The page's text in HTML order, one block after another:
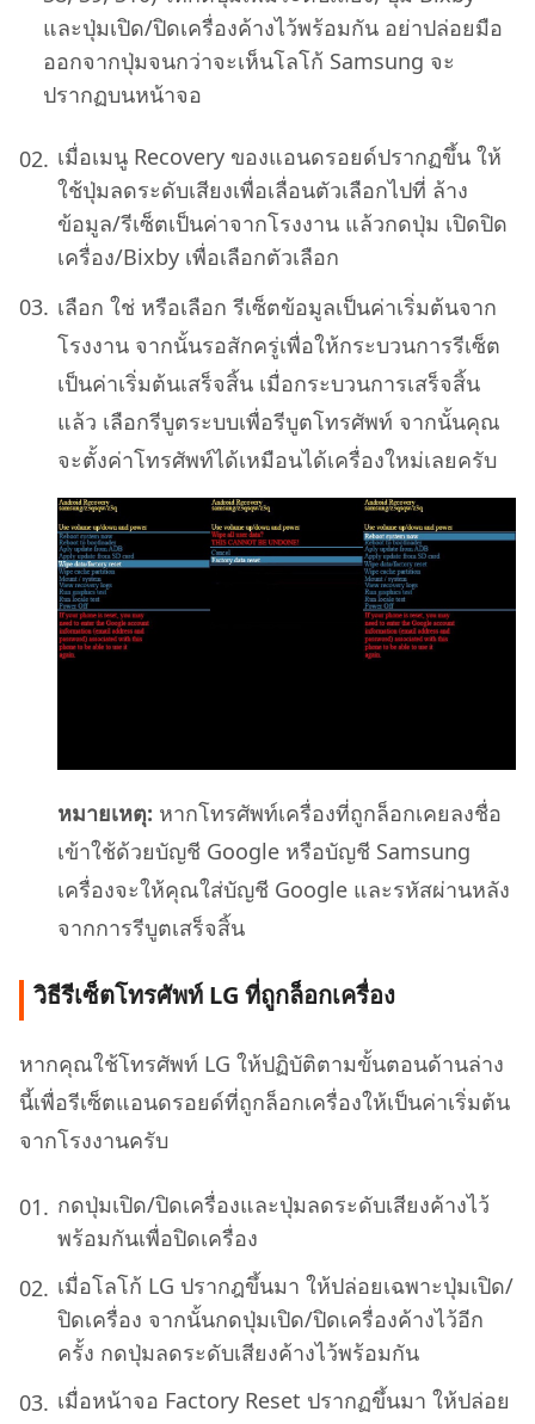
และปุ่มเปิด/ปิดเครื่องค้างไว้พร้อมกัน อย่าปล่อยมือ
ออกจากปุ่มจนกว่าจะเห็นโลโก้ Samsung จะ
ปรากฏบนหน้าจอ
เมื่อเมนู Recovery ของแอนดรอยด์ปรากฏขึ้น ให้
ใช้ปุ่มลดระดับเสียงเพื่อเลื่อนตัวเลือกไปที่ ล้าง
ข้อมูล/รีเซ็ตเป็นค่าจากโรงงาน แล้วกดปุ่ม เปิดปิด
เครื่อง/Bixby เพื่อเลือกตัวเลือก
เลือก ใช่ หรือเลือก รีเซ็ตข้อมูลเป็นค่าเริ่มต้นจาก
โรงงาน จากนั้นรอสักครู่เพื่อให้กระบวนการรีเซ็ต
เป็นค่าเริ่มต้นเสร็จสิ้น เมื่อกระบวนการเสร็จสิ้น
แล้ว เลือกรีบูตระบบเพื่อรีบูตโทรศัพท์ จากนั้นคุณ
จะตั้งค่าโทรศัพท์ได้เหมือนได้เครื่องใหม่เลยครับ
หมายเหตุ: หากโทรศัพท์เครื่องที่ถูกล็อกเคยลงชื่อ
เข้าใช้ด้วยบัญชี Google หรือบัญชี Samsung
เครื่องจะให้คุณใส่บัญชี Google และรหัสผ่านหลัง
จากการรีบูตเสร็จสิ้น
วิธีรีเซ็ตโทรศัพท์ LG ที่ถูกล็อกเครื่อง
หากคุณใช้โทรศัพท์ LG ให้ปฏิบัติตามขั้นตอนด้านล่าง
นี้เพื่อรีเซ็ตแอนดรอยด์ที่ถูกล็อกเครื่องให้เป็นค่าเริ่มต้น
จากโรงงานครับ
กดปุ่มเปิด/ปิดเครื่องและปุ่มลดระดับเสียงค้างไว้
พร้อมกันเพื่อปิดเครื่อง
เมื่อโลโก้ LG ปรากฎขึ้นมา ให้ปล่อยเฉพาะปุ่มเปิด/
ปิดเครื่อง จากนั้นกดปุ่มเปิด/ปิดเครื่องค้างไว้อีก
ครั้ง กดปุ่มลดระดับเสียงค้างไว้พร้อมกัน
เมื่อหน้าจอ Factory Reset ปรากฏขึ้นมา ให้ปล่อย